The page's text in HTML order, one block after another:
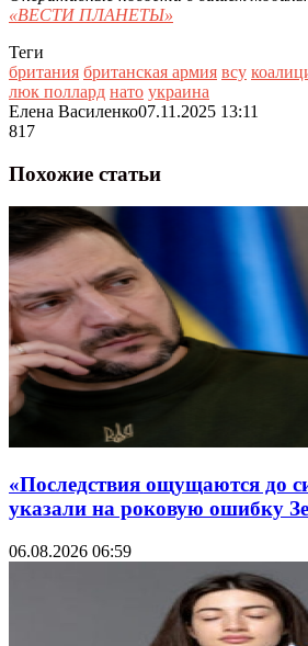
«ВЕСТИ ПЛАНЕТЫ»
Теги
британия британская армия всу
люк поллард нато украина
Елена Василенко07.11.2025 13:11
817
Похожие статьи
«Последствия ощущаются до
указали на роковую ошибку
06.08.2026 06:59